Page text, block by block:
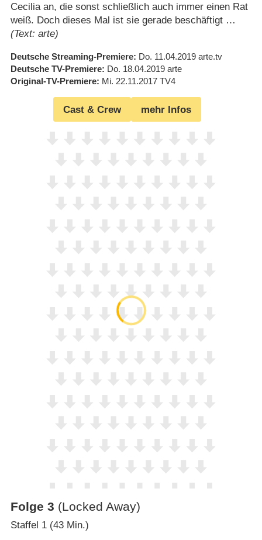
Cecilia an, die sonst schließlich auch immer einen Rat
weiß. Doch dieses Mal ist sie gerade beschäftigt …
(Text: arte)
Deutsche Streaming-Premiere Do. 11.04.2019 arte.tv
Deutsche TV-Premiere Do. 18.04.2019 arte
Original-TV-Premiere Mi. 22.11.2017 TV4
Cast & Crew mehr Infos
Folge 3 (Locked Away)
Staffel 1 (43 Min.)